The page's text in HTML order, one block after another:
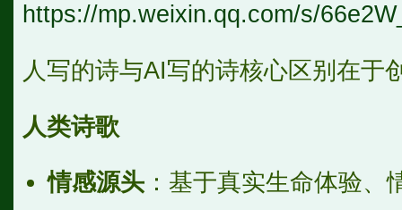
https://mp.weixin.qq.com/s/
人写的诗与AI写的诗核心区别在于
人类诗歌
情感源头 ：基于真实生命体验